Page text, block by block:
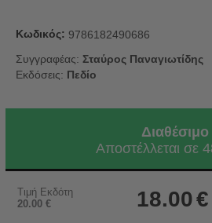
Κωδικός: 9786182490686
Συγγραφέας: Σταύρος Παναγιωτίδης
Εκδόσεις: Πεδίο
Διαθέσιμο
Αποστέλλεται σε
Τιμή Εκδότη
20.00 € 18.00€